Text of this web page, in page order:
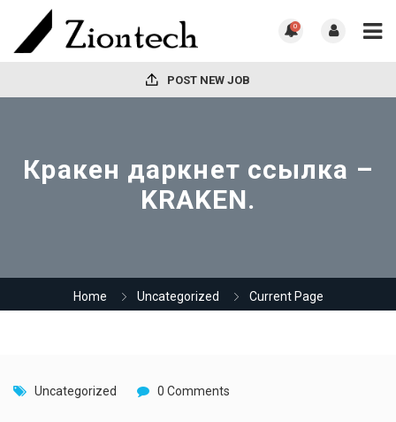
0
POST NEW JOB
Кракен даркнет ссылка –
KRAKEN.
Home Uncategorized Current Page
Uncategorized 0 Comments